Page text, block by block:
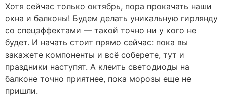
Хотя сейчас только октябрь, пора прокачать наши
окна и балконы! Будем делать уникальную гирлянду
со спецэффектами — такой точно ни у кого не
будет. И начать стоит прямо сейчас: пока вы
закажете компоненты и всё соберете, тут и
праздники наступят. А клеить светодиоды на
балконе точно приятнее, пока морозы еще не
пришли.